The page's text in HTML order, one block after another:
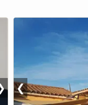
❮